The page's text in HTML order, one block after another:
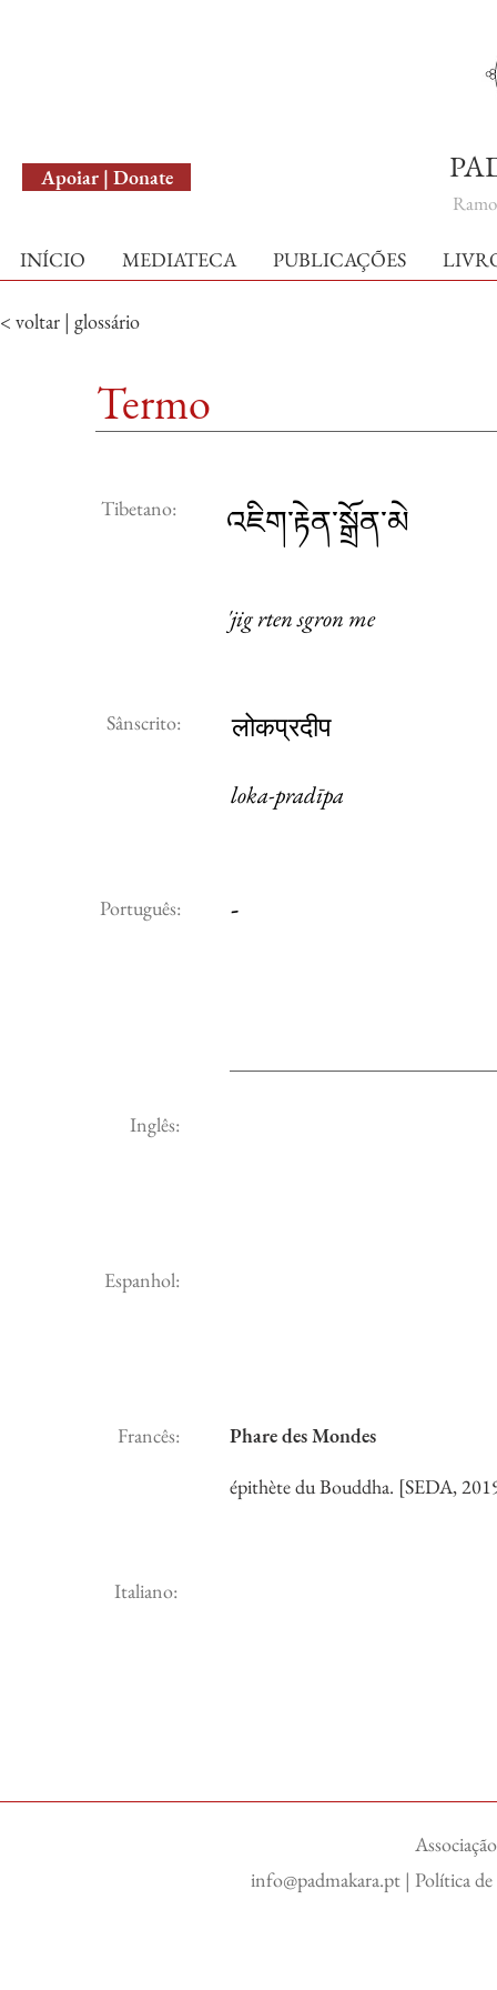
Apoiar | Donate
INÍCIO MEDIATECA PUBLICAÇÕES
< voltar | glossário
Termo
Tibetano: འཇིག་རྟེན་སྒྲོན་མེ
'jig rten sgron me
Sânscrito: लोकप्रदीप
loka-pradīpa
Português: -
Inglês:
Espanhol:
Francês:
Phare des Mondes
épithète du Bouddha. [SEDA,
Italiano:
info@padmakara.pt | Política